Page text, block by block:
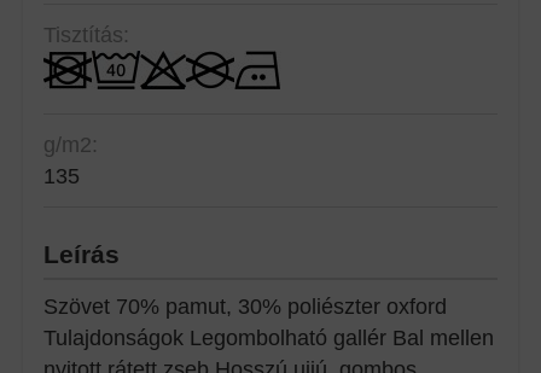
Tisztítás:
g/m2:
135
Leírás
Szövet 70% pamut, 30% poliészter oxford
Tulajdonságok Legombolható gallér Bal mellen